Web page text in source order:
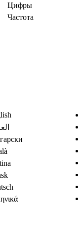
Цифры
Частота